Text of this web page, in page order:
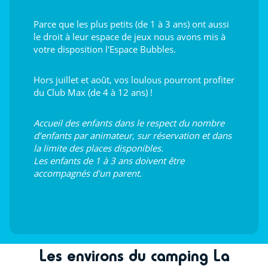
Parce que les plus petits (de 1 à 3 ans) ont aussi
le droit à leur espace de jeux nous avons mis à
votre disposition l'Espace Bubbles.
Hors juillet et août, vos loulous pourront profiter
du Club Max (de 4 à 12 ans) !
Accueil des enfants dans le respect du nombre
d’enfants par animateur, sur réservation et dans
la limite des places disponibles.
Les enfants de 1 à 3 ans doivent être
accompagnés d'un parent.
Les environs du camping La